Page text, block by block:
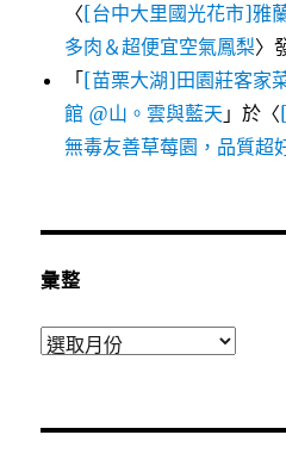
〈[台中大里國光花市]雅
多肉＆超便宜空氣鳳梨〉
「[苗栗大湖]田園莊客家
館 @山。雲與藍天 」於〈
無毒友善草莓園，品質超
彙整
彙